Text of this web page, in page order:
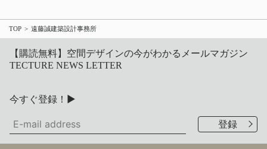
TOP 遠藤誠建築設計事務所
【購読無料】空間デザインの今がわかるメールマガジン
TECTURE NEWS LETTER
今すぐ登録！▶